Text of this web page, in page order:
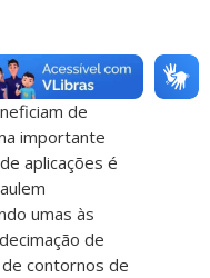
de
de
importante
aplicações é
umas às
de
contornos de